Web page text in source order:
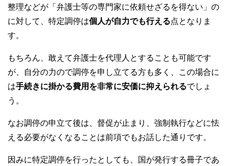
整理などが「弁護士等の専門家に依頼せざるを得ない」の
に対して、特定調停は個人が自力でも行える点となりま
す。
もちろん、敢えて弁護士を代理人とすることも可能です
が、自分の力ので調停を申し立てる方も多く、この場合に
は手続きに掛かる費用を非常に安価に抑えられるでしょ
う。
なお調停の申立て後は、督促が止まり、強制執行などに怯
える必要がなくなることは前項でもお話した通りです。
因みに特定調停を行ったとしても、国が発行する冊子であ